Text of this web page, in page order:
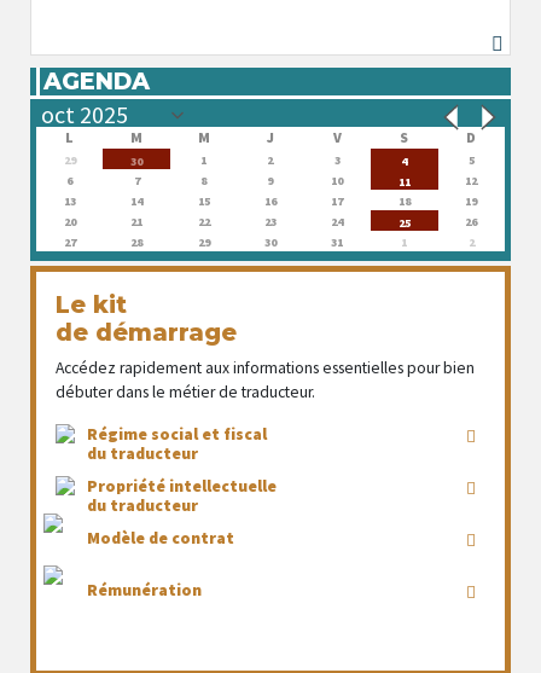
AGENDA
L M M J V S D
29 30 1 2 3 4
5
6
7 8 9 10 11
12
13
14 15 16 17 18
19
20
21 22 23 24 25
26
27
28 29 30 31 1 2
Le kit
de démarrage
Accédez rapidement aux informations essentielles pour bien
débuter dans le métier de traducteur.
Régime social et fiscal
du traducteur
Propriété intellectuelle
du traducteur
Modèle de contrat
Rémunération